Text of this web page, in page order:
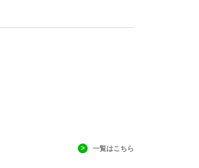
一覧はこちら